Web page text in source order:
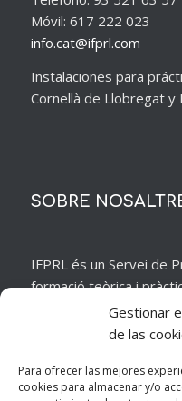
Gestionar
de las
Para ofrecer las mejores
cookies para almacenar y/o
Móvil: 617 222 023
info.cat@ifprl.com
Instalaciones para
Cornellà de Llobregat y
SOBRE
IFPRL és un Servei de
formació teòrica i
maquinària mòbil,
treballs en presència